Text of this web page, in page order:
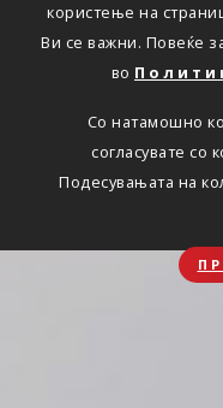
користење на
Ви се важни. Повеќе
во
Со натамошно
согласувате со
Подесувањата на